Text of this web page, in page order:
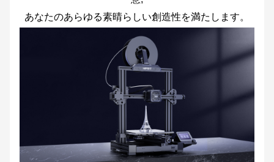
あなたのあらゆる素晴らしい創造性を満たします。